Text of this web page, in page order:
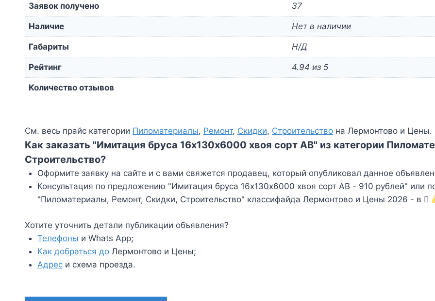
Заявок получено 37
Наличие Нет в наличии
Габариты Н/Д
Рейтинг 4.94 из 5
Количество отзывов
См. весь прайс категории Пиломатериалы, Ремонт, Скидки, Строительство на Лермонтово и Цены.
Как заказать "Имитация бруса 16х130х6000 хвоя сорт АВ" из категории
Строительство?
Оформите заявку на сайте и с вами свяжется продавец, который опубликовал данное
Консультация по предложению "Имитация бруса 16х130х6000 хвоя сорт АВ - 910 рублей" или
"Пиломатериалы, Ремонт, Скидки, Строительство" классифайда Лермонтово и Цены 2026 - в
Хотите уточнить детали публикации объявления?
Телефоны и Whats App;
Как добраться доЛермонтово и Цены;
Адреси схема проезда.